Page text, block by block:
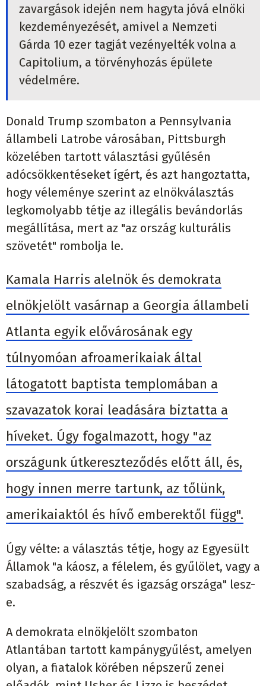
zavargások idején nem hagyta jóvá elnöki
kezdeményezését, amivel a Nemzeti
Gárda 10 ezer tagját vezényelték volna a
Capitolium, a törvényhozás épülete
védelmére.
Donald Trump szombaton a Pennsylvania
állambeli Latrobe városában, Pittsburgh
közelében tartott választási gyűlésén
adócsökkentéseket ígért, és azt hangoztatta,
hogy véleménye szerint az elnökválasztás
legkomolyabb tétje az illegális bevándorlás
megállítása, mert az "az ország kulturális
szövetét" rombolja le.
Kamala Harris alelnök és demokrata
elnökjelölt vasárnap a Georgia állambeli
Atlanta egyik elővárosának egy
túlnyomóan afroamerikaiak által
látogatott baptista templomában a
szavazatok korai leadására biztatta a
híveket. Úgy fogalmazott, hogy "az
országunk útkereszteződés előtt áll, és,
hogy innen merre tartunk, az tőlünk,
amerikaiaktól és hívő emberektől függ".
Úgy vélte: a választás tétje, hogy az Egyesült
Államok "a káosz, a félelem, és gyűlölet, vagy a
szabadság, a részvét és igazság országa" lesz-
e.
A demokrata elnökjelölt szombaton
Atlantában tartott kampánygyűlést, amelyen
olyan, a fiatalok körében népszerű zenei